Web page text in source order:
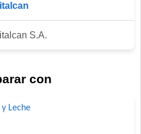
S.A.
con
Leche